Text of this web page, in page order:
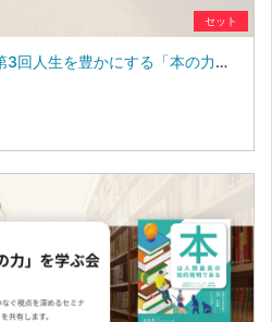
セット
【2026年8月18日開催】第3回人生を豊かにする「本の力」を学ぶ会 参加申し込み（セミナーのみ参加の方）